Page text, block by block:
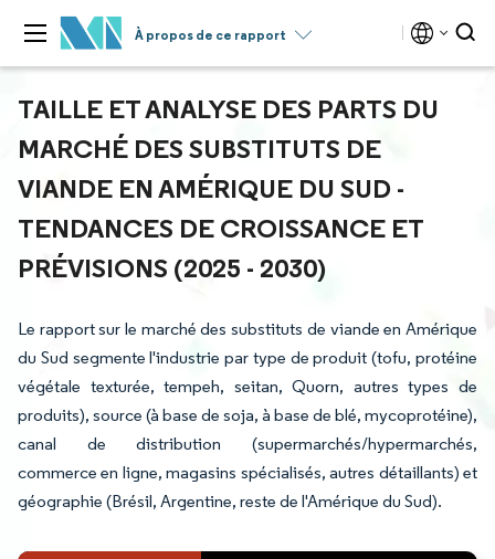
À propos de ce rapport
TAILLE ET ANALYSE DES PARTS DU
MARCHÉ DES SUBSTITUTS DE
VIANDE EN AMÉRIQUE DU SUD -
TENDANCES DE CROISSANCE ET
PRÉVISIONS (2025 - 2030)
Le rapport sur le marché des substituts de viande en Amérique
du Sud segmente l'industrie par type de produit (tofu, protéine
végétale texturée, tempeh, seitan, Quorn, autres types de
produits), source (à base de soja, à base de blé, mycoprotéine),
canal de distribution (supermarchés/hypermarchés,
commerce en ligne, magasins spécialisés, autres détaillants) et
géographie (Brésil, Argentine, reste de l'Amérique du Sud).